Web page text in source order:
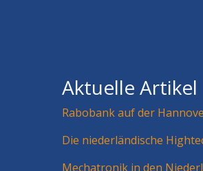
Aktuelle Artikel
Rabobank auf der
Die niederländische
Mechatronik in den